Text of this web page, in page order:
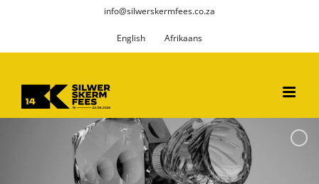
info@silwerskermfees.co.za
English Afrikaans